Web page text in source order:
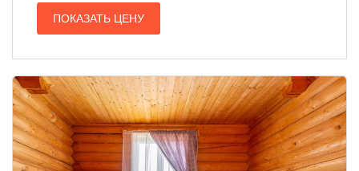
ПОКАЗАТЬ ЦЕНУ